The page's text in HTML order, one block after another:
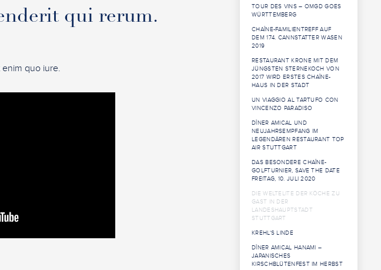
qui rerum.
quo iure.
TOUR DES VINS – OMGD GOES
WÜRTTEMBERG
CHAÎNE-FAMILIENTREFF AUF
DEM 174. CANNSTATTER WASEN
2019
RESTAURANT KRONE MIT DEM
JÜNGSTEN STERNEKOCH VON
2017 WIRD ERSTES CHAÎNE-
HAUS IN DER STADT
UN VIAGGIO AL TARTUFO CON
VINCENZO PARADISO
DÎNER AMICAL UND
NEUJAHRSEMPFANG IM
LEGENDÄREN RESTAURANT TOP
AIR STUTTGART
DAS BESONDERE CHAÎNE-
GOLFTURNIER, SAVE THE DATE
FREITAG, 10. JULI 2020
DIE WELTELITE DER KÖCHE ZU
GAST IN DER
LANDESHAUPTSTADT
STUTTGART
KREHL‘S LINDE
DÎNER AMICAL HANAMI –
JAPANISCHES
KIRSCHBLÜTENFEST IM HERBST